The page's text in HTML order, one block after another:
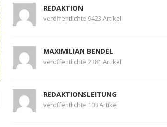
REDAKTION
veröffentlichte 9423 Artikel
MAXIMILIAN BENDEL
veröffentlichte 2381 Artikel
REDAKTIONSLEITUNG
veröffentlichte 103 Artikel